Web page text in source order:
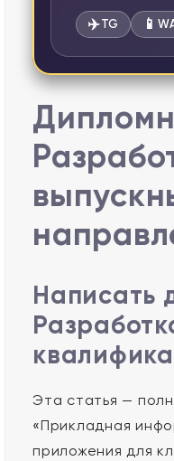
✈️TG 📱
Написать
Эта статья —
«Прикладная
приложения для